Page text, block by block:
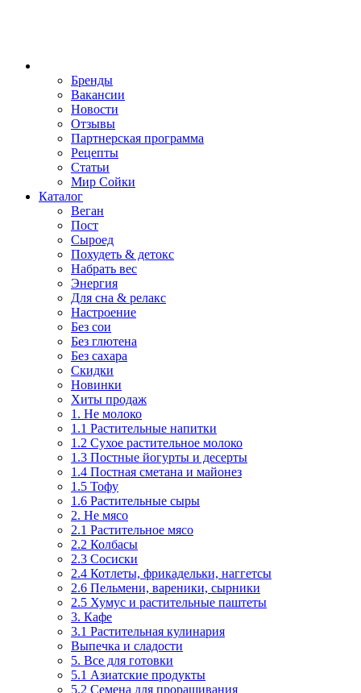
Бренды
Вакансии
Новости
Отзывы
Партнерская программа
Рецепты
Статьи
Мир Сойки
Каталог
Веган
Пост
Сыроед
Похудеть & детокс
Набрать вес
Энергия
Для сна & релакс
Настроение
Без сои
Без глютена
Без сахара
Скидки
Новинки
Хиты продаж
1. Не молоко
1.1 Растительные напитки
1.2 Сухое растительное молоко
1.3 Постные йогурты и десерты
1.4 Постная сметана и майонез
1.5 Тофу
1.6 Растительные сыры
2. Не мясо
2.1 Растительное мясо
2.2 Колбасы
2.3 Сосиски
2.4 Котлеты, фрикадельки, наггетсы
2.6 Пельмени, вареники, сырники
2.5 Хумус и растительные паштеты
3. Кафе
3.1 Растительная кулинария
Выпечка и сладости
5. Все для готовки
5.1 Азиатские продукты
5.2 Семена для проращивания